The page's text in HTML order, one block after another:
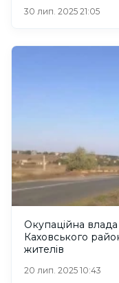
30 лип. 2025 21:05
Окупаційна
Каховського
жителів
20 лип. 2025 10:43